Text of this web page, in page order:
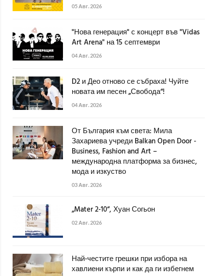
05 Авг. 2026
"Нова генерация" с концерт във "Vidas
Art Arena" на 15 септември
04 Авг. 2026
D2 и Део отново се събраха! Чуйте
новата им песен „Свобода“!
04 Авг. 2026
От България към света: Мила
Захариева учреди Balkan Open Door -
Business, Fashion and Art –
международна платформа за бизнес,
мода и изкуство
03 Авг. 2026
„Mater 2-10“, Хуан Согьон
02 Авг. 2026
Най-честите грешки при избора на
хавлиени кърпи и как да ги избегнем